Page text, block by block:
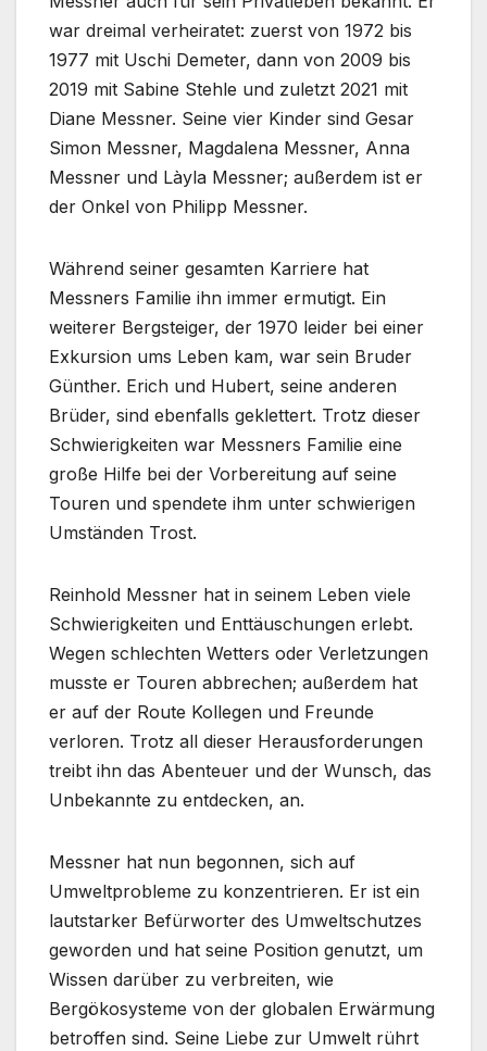
war dreimal verheiratet: zuerst von 1972 bis
1977 mit Uschi Demeter, dann von 2009 bis
2019 mit Sabine Stehle und zuletzt 2021 mit
Diane Messner. Seine vier Kinder sind Gesar
Simon Messner, Magdalena Messner, Anna
Messner und Làyla Messner; außerdem ist er
der Onkel von Philipp Messner.
Während seiner gesamten Karriere hat
Messners Familie ihn immer ermutigt. Ein
weiterer Bergsteiger, der 1970 leider bei einer
Exkursion ums Leben kam, war sein Bruder
Günther. Erich und Hubert, seine anderen
Brüder, sind ebenfalls geklettert. Trotz dieser
Schwierigkeiten war Messners Familie eine
große Hilfe bei der Vorbereitung auf seine
Touren und spendete ihm unter schwierigen
Umständen Trost.
Reinhold Messner hat in seinem Leben viele
Schwierigkeiten und Enttäuschungen erlebt.
Wegen schlechten Wetters oder Verletzungen
musste er Touren abbrechen; außerdem hat
er auf der Route Kollegen und Freunde
verloren. Trotz all dieser Herausforderungen
treibt ihn das Abenteuer und der Wunsch, das
Unbekannte zu entdecken, an.
Messner hat nun begonnen, sich auf
Umweltprobleme zu konzentrieren. Er ist ein
lautstarker Befürworter des Umweltschutzes
geworden und hat seine Position genutzt, um
Wissen darüber zu verbreiten, wie
Bergökosysteme von der globalen Erwärmung
betroffen sind. Seine Liebe zur Umwelt rührt